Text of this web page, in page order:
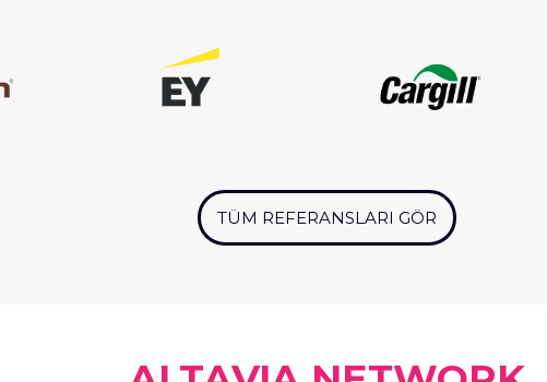
TÜM REFERANSLARI GÖR